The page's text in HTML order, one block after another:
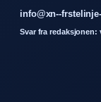
info@xn--
Svar fra redaksjonen: